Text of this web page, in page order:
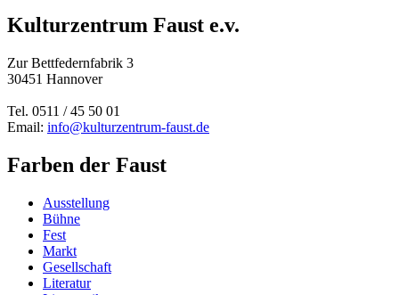
Kulturzentrum Faust e.v.
Zur Bettfedernfabrik 3
30451 Hannover
Tel. 0511 / 45 50 01
Email: info@kulturzentrum-faust.de
Farben der Faust
Ausstellung
Bühne
Fest
Markt
Gesellschaft
Literatur